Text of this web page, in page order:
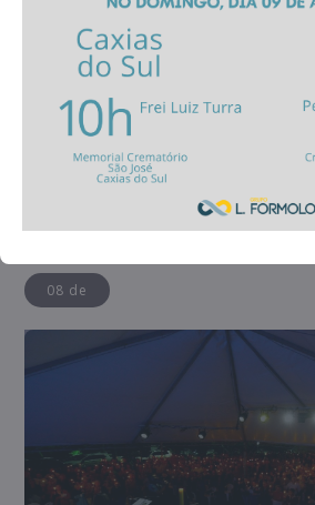
Grupo L.
Promove
Celebração da
08 de